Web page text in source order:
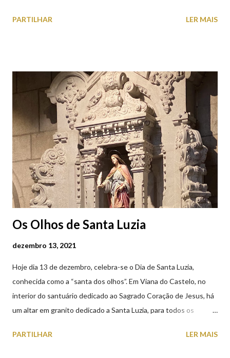
cobres entre muitos outros. Horário de funcionamento | Verão
(2019.10.25) Feira Semanal em Viana do Castelo (2019.10.25)
Feira Semanal em Viana do Castelo (2019.10.25) Feira Semanal
em Viana do Castelo (2019.10.25) Feira Semanal em Viana do
Castelo (2019.10.25) Feira Semanal em Viana do Castelo
(2019.10.25)
PARTILHAR LER MAIS
Os Olhos de Santa Luzia
dezembro 13, 2021
Hoje dia 13 de dezembro, celebra-se o Dia de Santa Luzia,
conhecida como a “santa dos olhos”. Em Viana do Castelo, no
interior do santuário dedicado ao Sagrado Coração de Jesus, há
um altar em granito dedicado a Santa Luzia, para todos os
uma capela dedicada a Santa Luzia construída no cimo do monte
PARTILHAR LER MAIS